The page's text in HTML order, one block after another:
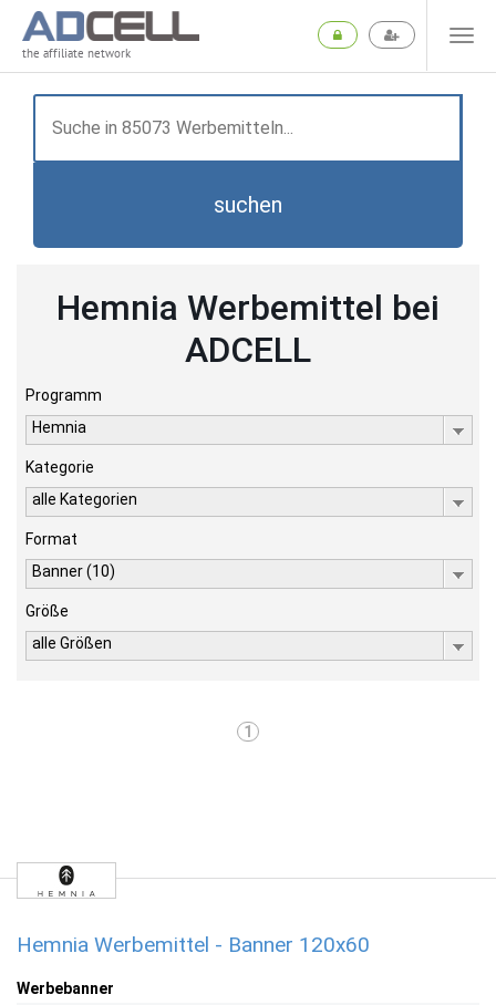
the affiliate network
suchen
Hemnia Werbemittel bei
ADCELL
Programm
Hemnia
Kategorie
alle Kategorien
Format
Banner (10)
Größe
alle Größen
1
Hemnia Werbemittel - Banner 120x60
Werbebanner